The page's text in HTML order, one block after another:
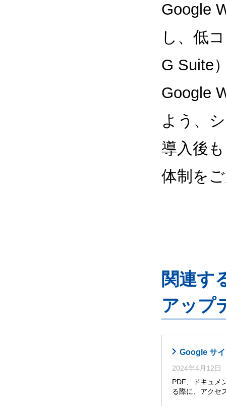
Google
し、低
G Suite
Google
よう、
導入後
体制を
関連す
アップ
Google サ
2024年4月12日
PDF、ドキュメ
る際に、アクセ